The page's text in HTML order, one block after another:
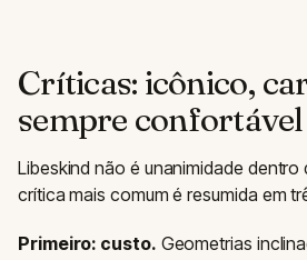
Críticas: icônico,
sempre confortável
Libeskind não é unanimidade dentro
crítica mais comum é resumida em
Primeiro: custo. Geometrias